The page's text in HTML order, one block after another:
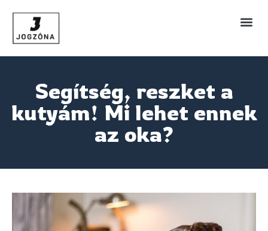
Segítség, reszket a
kutyám! Mi lehet ennek
az oka?